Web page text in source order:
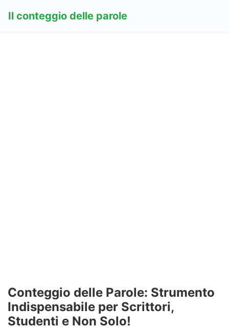
Il conteggio delle parole
Conteggio delle Parole: Strumento
Indispensabile per Scrittori,
Studenti e Non Solo!